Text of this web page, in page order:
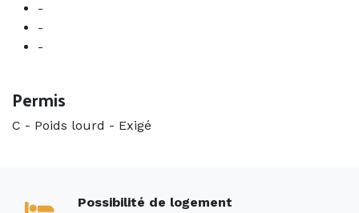
-
-
-
Permis
C - Poids lourd - Exigé
Possibilité de logement